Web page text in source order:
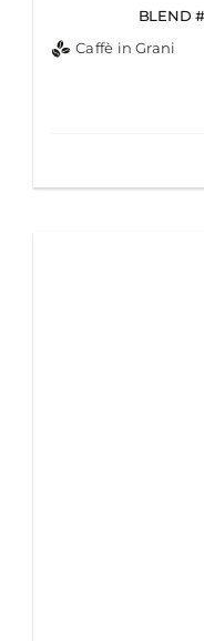
BLEND
Caffè in Grani